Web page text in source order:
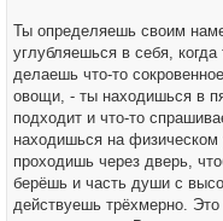
Ты определяешь своим
углубляешься в себя,
делаешь что-то
овощи, - ты находишься в
подходит и что-то
находишься на физическом
проходишь через дверь,
берёшь и часть души с
действуешь трёхмерно.